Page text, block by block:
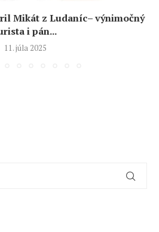
Mikát z Ludaníc– výnimočný
i pán...
11. júla 2025